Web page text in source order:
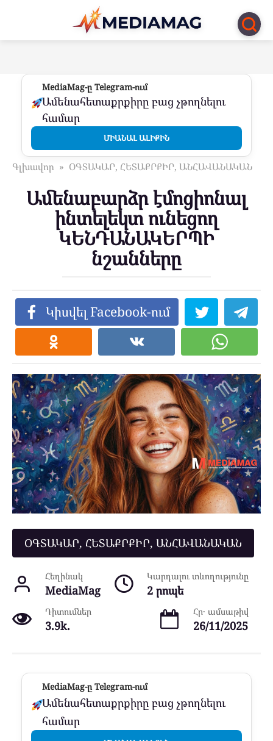
Перейти
контенту
MediaMag-ը Telegram-ում
Ամենահետաքրքիրը բաց չթողնելու
համար
ՄԻԱՆԱԼ ԱԼԻՔԻՆ
Գլխավոր » ՕԳՏԱԿԱՐ, ՀԵՏԱՔՐՔԻՐ, ԱՆՀԱՎԱՆԱԿԱՆ
Ամենաբարձր էմոցիոնալ
ինտելեկտ ունեցող
ԿԵՆԴԱՆԱԿԵՐՊԻ
նշանները
Կիսվել Facebook-ում
ՕԳՏԱԿԱՐ, ՀԵՏԱՔՐՔԻՐ, ԱՆՀԱՎԱՆԱԿԱՆ
Հեղինակ
MediaMag
Կարդալու տևողությունը
2 րոպե
Դիտումներ
3.9k.
Հր․ ամսաթիվ
26/11/2025
MediaMag-ը Telegram-ում
Ամենահետաքրքիրը բաց չթողնելու
համար